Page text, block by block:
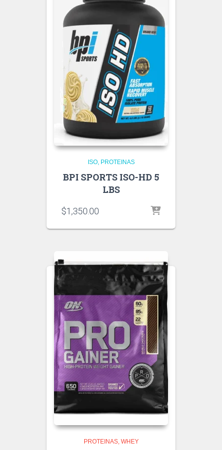
ISO PROTEINAS
BPI SPORTS ISO-HD 5
LBS
$1,350.00
PROTEINAS WHEY